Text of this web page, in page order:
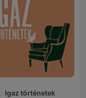
Igaz történetek